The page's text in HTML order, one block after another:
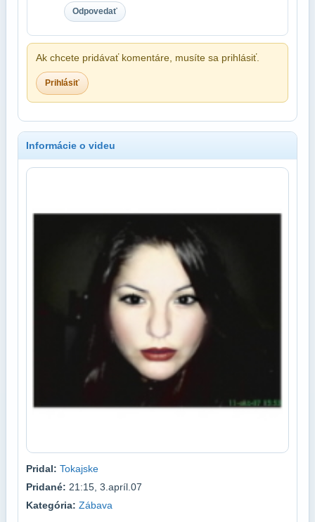
Odpovedať
Ak chcete pridávať komentáre, musíte sa prihlásiť.
Prihlásiť
Informácie o videu
Pridal: Tokajske
Pridané: 21:15, 3.apríl.07
Kategória: Zábava